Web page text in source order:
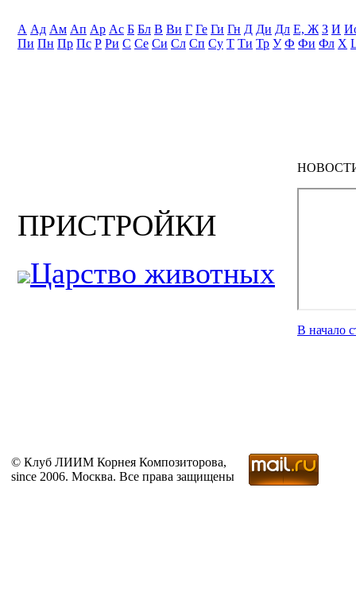
А Ад Ам Ап Ар Ас Б Бл В Ви Г Ге Ги Гн Д Ди Дл Е, Ж З И
Пи Пн Пр Пс Р Ри С Се Си Сл Сп Су Т Ти Тр У Ф Фи Фл Х
ПРИСТРОЙКИ
Царство животных
В начало
© Клуб ЛИИМ Корнея Композиторова,
since 2006. Москва. Все права защищены